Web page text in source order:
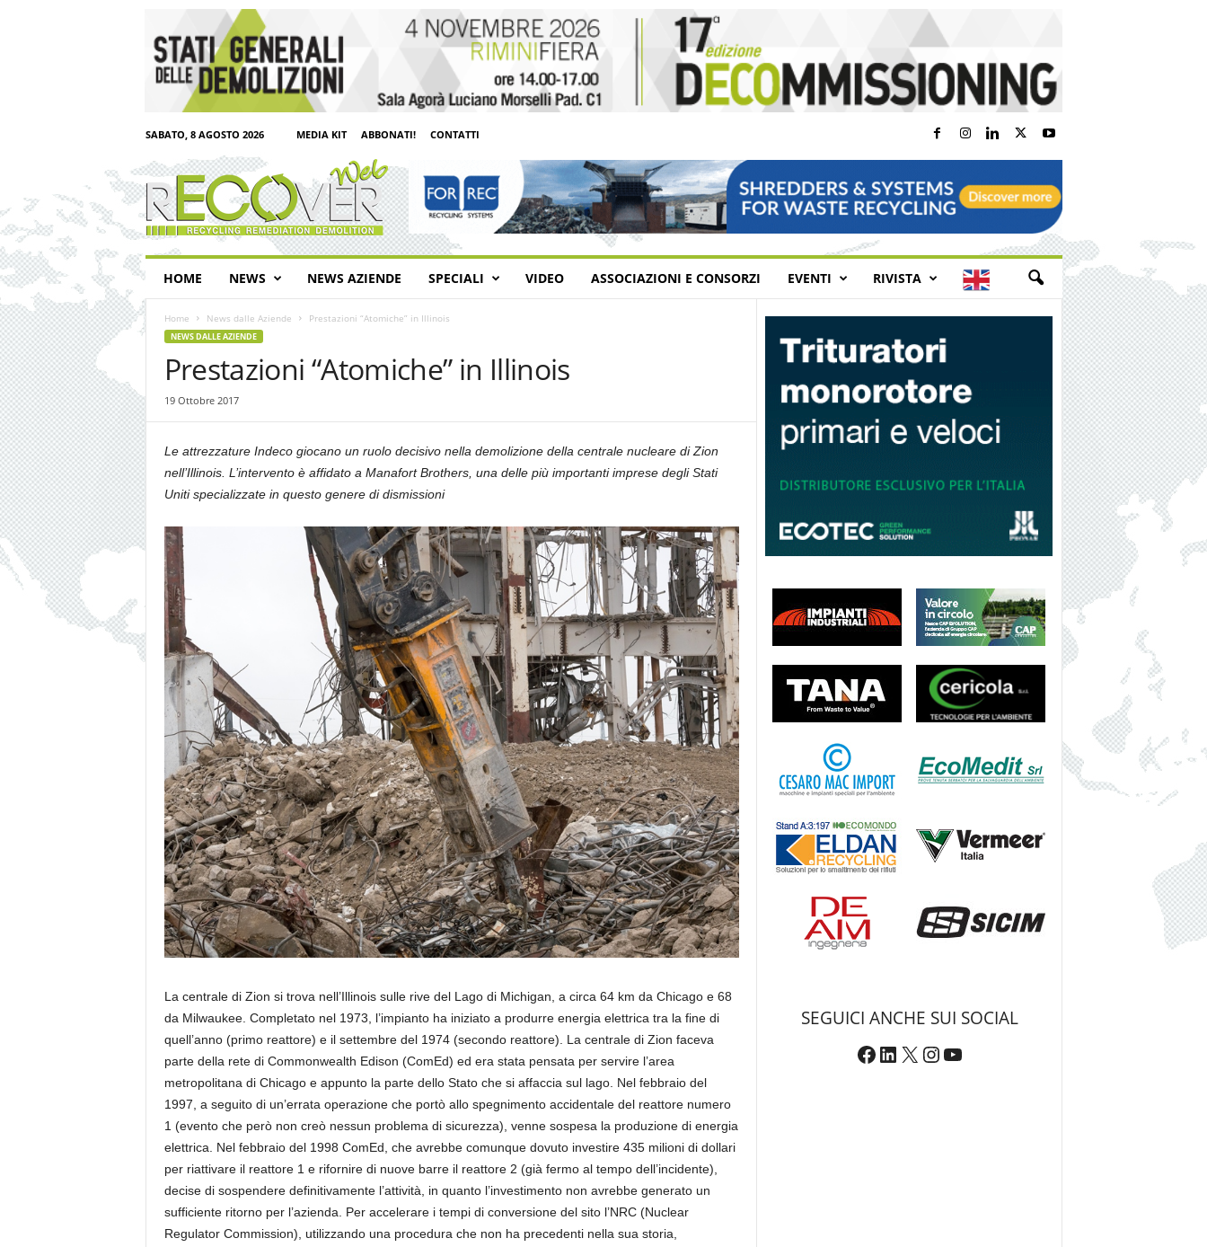
SABATO, 8 AGOSTO 2026 MEDIA KIT ABBONATI!
CONTATTI
e
c
o
v
e
HOME NEWS NEWS AZIENDE SPECIALI VIDEO ASSOCIAZIONI E CONSORZI EVENTI RIVISTA E
N
I
N
E
W
Home News dalle Aziende Prestazioni “Atomiche” in Illinois
NEWS DALLE AZIENDE
Prestazioni “Atomiche” in Illinois
19 Ottobre 2017
Le attrezzature Indeco giocano un ruolo decisivo nella demolizione della centrale nucleare di Zion
nell’Illinois. L’intervento è affidato a Manafort Brothers, una delle più importanti imprese degli Stati
Uniti specializzate in questo genere di dismissioni
La centrale di Zion si trova nell’Illinois sulle rive del Lago di Michigan, a circa 64 km da Chicago e 68
da Milwaukee. Completato nel 1973, l’impianto ha iniziato a produrre energia elettrica tra la fine di
quell’anno (primo reattore) e il settembre del 1974 (secondo reattore). La centrale di Zion faceva
parte della rete di Commonwealth Edison (ComEd) ed era stata pensata per servire l’area
metropolitana di Chicago e appunto la parte dello Stato che si affaccia sul lago. Nel febbraio del
1997, a seguito di un’errata operazione che portò allo spegnimento accidentale del reattore numero
1 (evento che però non creò nessun problema di sicurezza), venne sospesa la produzione di energia
elettrica. Nel febbraio del 1998 ComEd, che avrebbe comunque dovuto investire 435 milioni di dollari
per riattivare il reattore 1 e rifornire di nuove barre il reattore 2 (già fermo al tempo dell’incidente),
decise di sospendere definitivamente l’attività, in quanto l’investimento non avrebbe generato un
sufficiente ritorno per l’azienda. Per accelerare i tempi di conversione del sito l’NRC (Nuclear
Regulator Commission), utilizzando una procedura che non ha precedenti nella sua storia,
SEGUICI ANCHE SUI SOCIAL
Facebook
LinkedIn
X Instagram
YouTube